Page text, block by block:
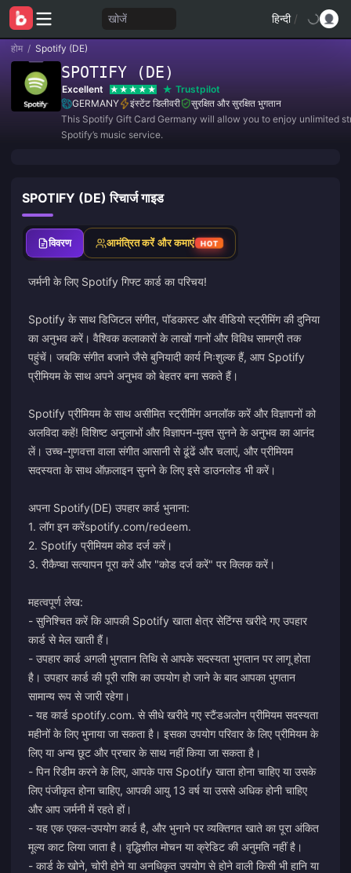
खोजें हिन्दी /
होम / Spotify (DE)
SPOTIFY (DE)
Excellent
Trustpilot
GERMANY
इंस्टेंट डिलीवरी
सुरक्षित और सुरक्षित भुगतान
This Spotify Gift Card Germany will allow you to enjoy unlimited
Spotify’s music service.
SPOTIFY (DE) रिचार्ज गाइड
विवरण आमंत्रित करें और कमाएं HOT
जर्मनी के लिए Spotify गिफ्ट कार्ड का परिचय!
Spotify के साथ डिजिटल संगीत, पॉडकास्ट और वीडियो स्ट्रीमिंग की दुनिया
का अनुभव करें। वैश्विक कलाकारों के लाखों गानों और विविध सामग्री तक
पहुंचें। जबकि संगीत बजाने जैसे बुनियादी कार्य निःशुल्क हैं, आप Spotify
प्रीमियम के साथ अपने अनुभव को बेहतर बना सकते हैं।
Spotify प्रीमियम के साथ असीमित स्ट्रीमिंग अनलॉक करें और विज्ञापनों को
अलविदा कहें! विशिष्ट अनुलाभों और विज्ञापन-मुक्त सुनने के अनुभव का आनंद
लें। उच्च-गुणवत्ता वाला संगीत आसानी से ढूंढें और चलाएं, और प्रीमियम
सदस्यता के साथ ऑफ़लाइन सुनने के लिए इसे डाउनलोड भी करें।
अपना Spotify(DE) उपहार कार्ड भुनाना:
1. लॉग इन करेंspotify.com/redeem.
2. Spotify प्रीमियम कोड दर्ज करें।
3. रीकैप्चा सत्यापन पूरा करें और "कोड दर्ज करें" पर क्लिक करें।
महत्वपूर्ण लेख:
- सुनिश्चित करें कि आपकी Spotify खाता क्षेत्र सेटिंग्स खरीदे गए उपहार
कार्ड से मेल खाती हैं।
- उपहार कार्ड अगली भुगतान तिथि से आपके सदस्यता भुगतान पर लागू होता
है। उपहार कार्ड की पूरी राशि का उपयोग हो जाने के बाद आपका भुगतान
सामान्य रूप से जारी रहेगा।
- यह कार्ड spotify.com. से सीधे खरीदे गए स्टैंडअलोन प्रीमियम सदस्यता
महीनों के लिए भुनाया जा सकता है। इसका उपयोग परिवार के लिए प्रीमियम के
लिए या अन्य छूट और प्रचार के साथ नहीं किया जा सकता है।
- पिन रिडीम करने के लिए, आपके पास Spotify खाता होना चाहिए या उसके
लिए पंजीकृत होना चाहिए, आपकी आयु 13 वर्ष या उससे अधिक होनी चाहिए
और आप जर्मनी में रहते हों।
- यह एक एकल-उपयोग कार्ड है, और भुनाने पर व्यक्तिगत खाते का पूरा अंकित
मूल्य काट लिया जाता है। वृद्धिशील मोचन या क्रेडिट की अनुमति नहीं है।
- कार्ड के खोने, चोरी होने या अनधिकृत उपयोग से होने वाली किसी भी हानि या